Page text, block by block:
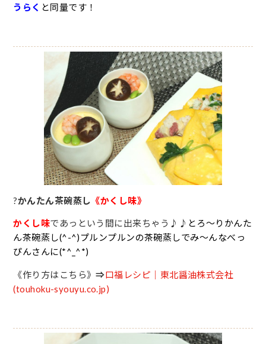
うらく と同量です！
?かんたん茶碗蒸し 《かくし味》
かくし味であっという間に出来ちゃう♪♪ とろ～りかんた
ん茶碗蒸し(^-^)プルンプルンの茶碗蒸しでみ～んなべっ
ぴんさんに(*^_^*)
《作り方はこちら》⇒口福レシピ｜東北醤油株式会社
(touhoku-syouyu.co.jp)